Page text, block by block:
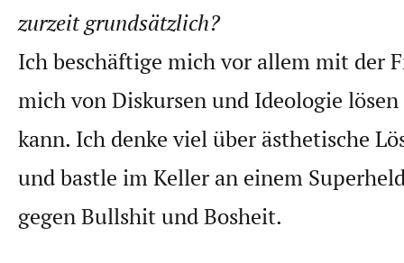
zurzeit grundsätzlich?
Ich beschäftige mich vor allem mit der
mich von Diskursen und Ideologie
kann. Ich denke viel über ästhetische
und bastle im Keller an einem
gegen Bullshit und Bosheit.